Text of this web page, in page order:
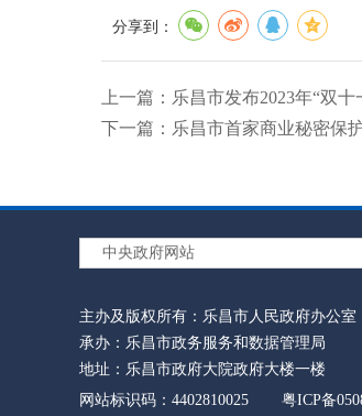
分享到：
上一篇： 乐昌市发布2023年“双
下一篇： 乐昌市首家商业秘密保
中央政府网站
主办及版权所有：乐昌市人民政府办公室
承办：乐昌市政务服务和数据管理局
地址：乐昌市政府大院政府大楼一楼
网站标识码：4402810025
粤ICP备